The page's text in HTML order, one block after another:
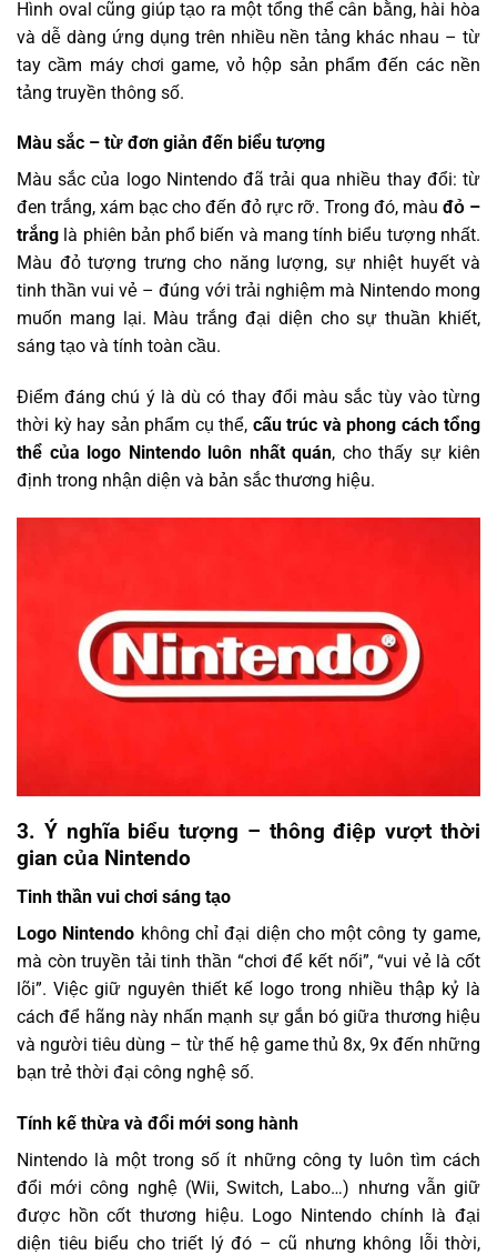
Hình oval cũng giúp tạo ra một tổng thể cân bằng, hài hòa
và dễ dàng ứng dụng trên nhiều nền tảng khác nhau – từ
tay cầm máy chơi game, vỏ hộp sản phẩm đến các nền
tảng truyền thông số.
Màu sắc – từ đơn giản đến biểu tượng
Màu sắc của logo Nintendo đã trải qua nhiều thay đổi: từ
đen trắng, xám bạc cho đến đỏ rực rỡ. Trong đó, màu đỏ –
trắng là phiên bản phổ biến và mang tính biểu tượng nhất.
Màu đỏ tượng trưng cho năng lượng, sự nhiệt huyết và
tinh thần vui vẻ – đúng với trải nghiệm mà Nintendo mong
muốn mang lại. Màu trắng đại diện cho sự thuần khiết,
sáng tạo và tính toàn cầu.
Điểm đáng chú ý là dù có thay đổi màu sắc tùy vào từng
thời kỳ hay sản phẩm cụ thể, cấu trúc và phong cách tổng
thể của logo Nintendo luôn nhất quán, cho thấy sự kiên
định trong nhận diện và bản sắc thương hiệu.
3. Ý nghĩa biểu tượng – thông điệp vượt thời
gian của Nintendo
Tinh thần vui chơi sáng tạo
Logo Nintendo không chỉ đại diện cho một công ty game,
mà còn truyền tải tinh thần “chơi để kết nối”, “vui vẻ là cốt
lõi”. Việc giữ nguyên thiết kế logo trong nhiều thập kỷ là
cách để hãng này nhấn mạnh sự gắn bó giữa thương hiệu
và người tiêu dùng – từ thế hệ game thủ 8x, 9x đến những
bạn trẻ thời đại công nghệ số.
Tính kế thừa và đổi mới song hành
Nintendo là một trong số ít những công ty luôn tìm cách
đổi mới công nghệ (Wii, Switch, Labo…) nhưng vẫn giữ
được hồn cốt thương hiệu. Logo Nintendo chính là đại
diện tiêu biểu cho triết lý đó – cũ nhưng không lỗi thời,